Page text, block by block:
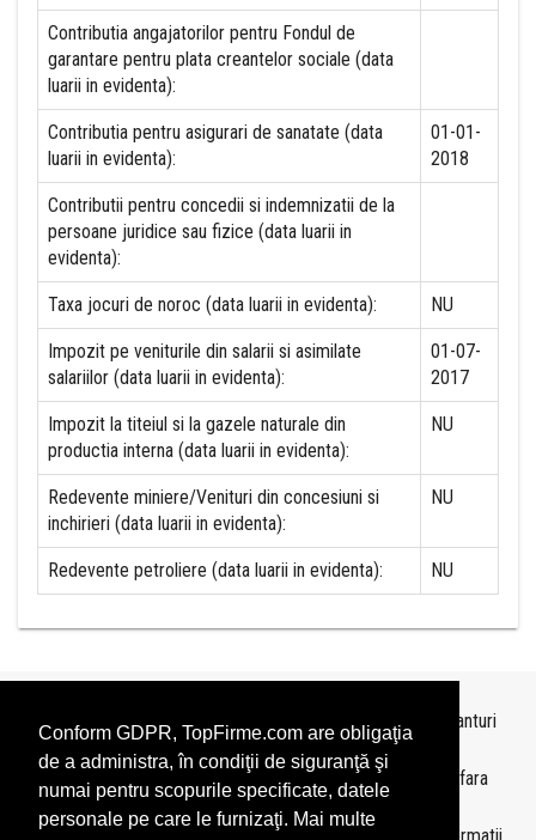
Conform GDPR, TopFirme.com are obligaţia
de a administra, în condiţii de siguranţă şi
numai pentru scopurile specificate, datele
personale pe care le furnizaţi. Mai multe
Contributia angajatorilor pentru Fondul de
garantare pentru plata creantelor sociale (data
luarii in evidenta):
Contributia pentru asigurari de sanatate (data
luarii in evidenta):
01-01-
2018
Contributii pentru concedii si indemnizatii de la
persoane juridice sau fizice (data luarii in
evidenta):
Taxa jocuri de noroc (data luarii in evidenta): NU
Impozit pe veniturile din salarii si asimilate
salariilor (data luarii in evidenta):
01-07-
2017
Impozit la titeiul si la gazele naturale din
productia interna (data luarii in evidenta):
NU
Redevente miniere/Venituri din concesiuni si
inchirieri (data luarii in evidenta):
NU
Redevente petroliere (data luarii in evidenta): NU
Topurile sunt realizate deTopFirme
pe baza ultimelor bilanturi
depuse si au scop informativ.
Este interzisa folosirea topurilor fara acordul TopFirme si fara
precizarea sursei.